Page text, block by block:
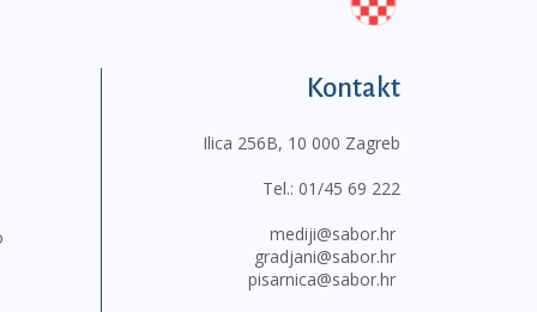
Kontakt
Ilica 256B, 10 000 Zagreb
Tel.: 01/45 69 222
mediji@sabor.hr
gradjani@sabor.hr
pisarnica@sabor.hr